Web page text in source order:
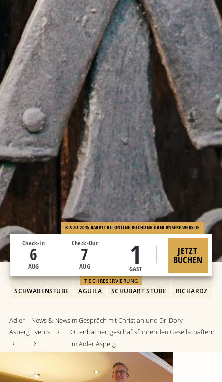
BIS ZU 20% RABATT BEI ONLINE-BUCHUNG ÜBER UNSERE WEBSITE
Check-In
6
AUG
Check-Out
7
AUG 1
GAST
JETZT
BUCHEN
TISCHRESERVIERUNG
SCHWABENSTUBE AGUILA SCHUBART STUBE RICHARDZ
Adler
Asperg
News &
Events
NewsIm Gespräch mit Christian und Dr. Dory
Ottenbacher, geschäftsführenden Gesellschaftern
im Adler Asperg